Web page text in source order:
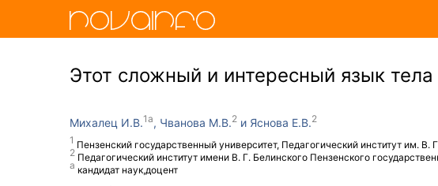
Этот сложный и интересный язык тела
Михалец И.В.
Пензенский государственный университет, Педагогический институт им. В.
кандидат наук,доцент
Чванова М.В.
Педагогический институт имени В. Г. Белинского Пензенского
Яснова Е.В.